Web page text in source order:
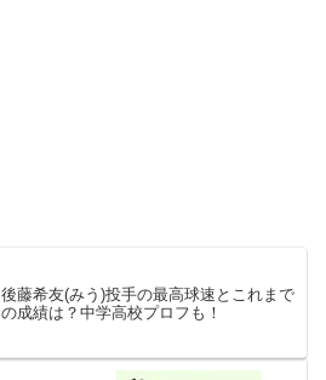
後藤希友(みう)投手の最高球速とこれまで
の成績は？中学高校プロフも！